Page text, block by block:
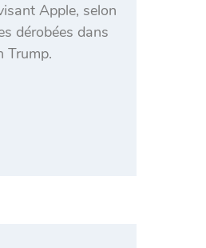
Apple, selon
dérobées dans
Trump.